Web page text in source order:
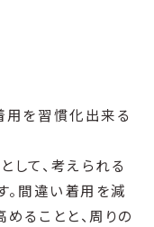
用を習慣化出来る
て、考えられる
。間違い着用を減
ることと、周りの